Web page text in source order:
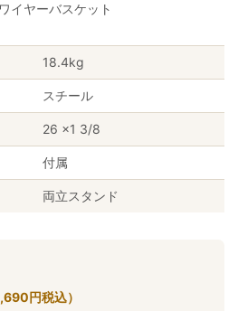
イヤーバスケット
18.4kg
スチール
26 ×1 3/8
付属
両立スタンド
円税込）